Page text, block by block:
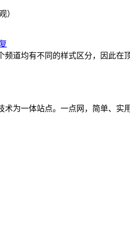
）
道均有不同的样式区分，因此在
为一体站点。一点网，简单、实